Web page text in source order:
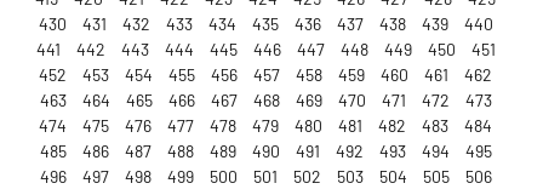
430
431 432 433 434 435 436 437 438 439
440
441
442 443 444 445 446 447 448 449 450
451
452
453 454 455 456 457 458 459 460 461
462
463
464 465 466 467 468 469 470 471 472
473
474
475 476 477 478 479 480 481 482 483
484
485
486 487 488 489 490 491 492 493 494
495
496
497 498 499 500 501 502 503 504 505
506